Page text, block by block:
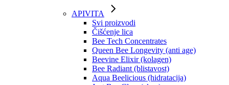
APIVITA
Svi proizvodi
Čišćenje lica
Bee Tech Concentrates
Queen Bee Longevity (anti age)
Beevine Elixir (kolagen)
Bee Radiant (blistavost)
Aqua Beelicious (hidratacija)